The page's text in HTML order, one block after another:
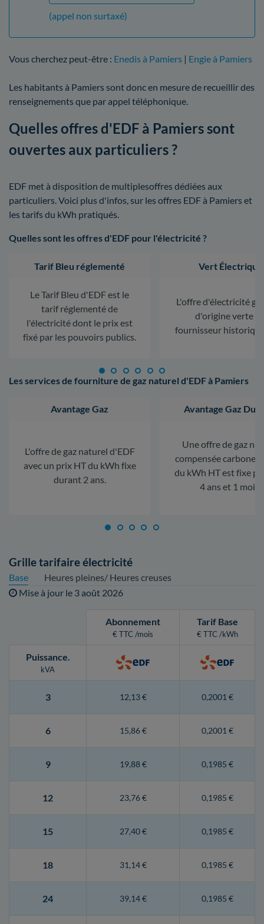
(appel non surtaxé)
Vous cherchez peut-être : Enedis à Pamiers | Engie à Pamiers
Les habitants à Pamiers sont donc en mesure de recueillir des
renseignements que par appel téléphonique.
Quelles offres d'EDF à Pamiers sont
ouvertes aux particuliers ?
EDF met à disposition de multiplesoffres dédiées aux
particuliers. Voici plus d'infos, sur les offres EDF à Pamiers et
les tarifs du kWh pratiqués.
Quelles sont les offres d'EDF pour l'électricité ?
Tarif Bleu réglementé
Le Tarif Bleu d'EDF est le
tarif réglementé de
l'électricité dont le prix est
fixé par les pouvoirs publics.
Vert Électrique
L'offre d'électricité
d'origine verte
fournisseur
Les services de fourniture de gaz naturel d'EDF à Pamiers
Avantage Gaz
L'offre de gaz naturel d'EDF
avec un prix HT du kWh fixe
durant 2 ans.
Avantage Gaz
Une offre de gaz
compensée carbone.
du kWh HT est fixe
4 ans et 1 mois.
Grille tarifaire électricité
Base
Heures pleines/ Heures creuses
Mise à jour le 3 août 2026
Abonnement
€ TTC /mois
Tarif Base
€ TTC /kWh
Puissance.
kVA
3 12,13 € 0,2001 €
6 15,86 € 0,2001 €
9 19,88 € 0,1985 €
12 23,76 € 0,1985 €
15 27,40 € 0,1985 €
18 31,14 € 0,1985 €
24 39,14 € 0,1985 €